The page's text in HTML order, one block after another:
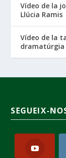
Vídeo de la
Llúcia Ramis
Vídeo de la
dramatúrgia
SEGUEIX-